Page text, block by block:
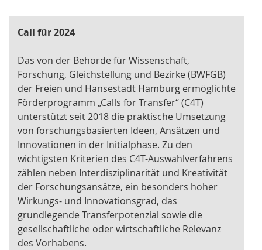
Call für 2024
Das von der Behörde für Wissenschaft,
Forschung, Gleichstellung und Bezirke (BWFGB)
der Freien und Hansestadt Hamburg ermöglichte
Förderprogramm „Calls for Transfer“ (C4T)
unterstützt seit 2018 die praktische Umsetzung
von forschungsbasierten Ideen, Ansätzen und
Innovationen in der Initialphase. Zu den
wichtigsten Kriterien des C4T-Auswahlverfahrens
zählen neben Interdisziplinarität und Kreativität
der Forschungsansätze, ein besonders hoher
Wirkungs- und Innovationsgrad, das
grundlegende Transferpotenzial sowie die
gesellschaftliche oder wirtschaftliche Relevanz
des Vorhabens.